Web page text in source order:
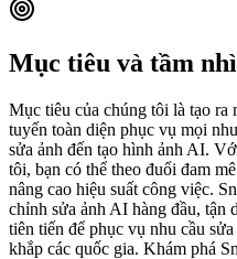
Mục tiêu và tầm
Mục tiêu của chúng tôi là tạo
tuyến toàn diện phục vụ mọi
sửa ảnh đến tạo hình ảnh AI.
tôi, bạn có thể theo đuổi đam
nâng cao hiệu suất công việc.
chỉnh sửa ảnh AI hàng đầu, tận
tiên tiến để phục vụ nhu cầu
khắp các quốc gia. Khám phá